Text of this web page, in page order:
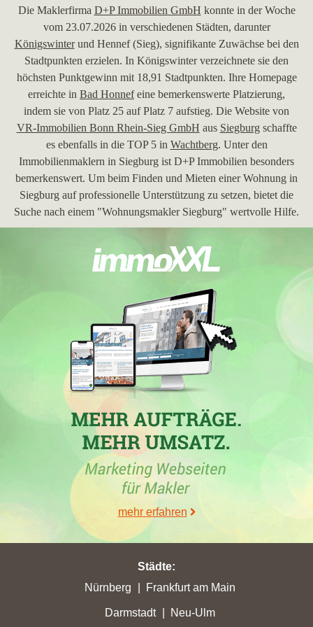
Die Maklerfirma D+P Immobilien GmbH konnte in der Woche
vom 23.07.2026 in verschiedenen Städten, darunter
Königswinterund Hennef (Sieg), signifikante Zuwächse bei den
Stadtpunkten erzielen. In Königswinter verzeichnete sie den
höchsten Punktgewinn mit 18,91 Stadtpunkten. Ihre Homepage
erreichte in Bad Honnefeine bemerkenswerte Platzierung,
indem sie von Platz 25 auf Platz 7 aufstieg. Die Website von
VR-Immobilien Bonn Rhein-Sieg GmbH aus Siegburgschaffte
es ebenfalls in die TOP 5 in Wachtberg. Unter den
Immobilienmaklern in Siegburg ist D+P Immobilien besonders
bemerkenswert. Um beim Finden und Mieten einer Wohnung in
Siegburg auf professionelle Unterstützung zu setzen, bietet die
Suche nach einem "Wohnungsmakler Siegburg" wertvolle Hilfe.
KAMPMEYER Immobilien GmbH
hat in der Woche vom 26.06.2026 inWachtberg
eine Top-5-
Platzierung erreicht und in Siegburgmit 18,02 Stadtpunkten den
höchsten Punktgewinn erzielt.D+P Immobilien GmbH
Makler aus Siegburg, erzielte inTroisdorf
und verbesserte sich um 10 Plätze auf Rang 7. In Siegburg hat
die Firma
Rudkowski & Hag Immobilien GmbHebenfalls die
höchsten Werte erzielt, währendImmobilien Krudewig GmbH
von Poll Immobilien GmbHin anderen Städten
signifikante Punktverluste verzeichneten. Auch in der Stadt
Niederkassel
wurde mit 10,07 Stadtpunkten ein Punktgewinn
erzielt. Wiederholt wurde die Bedeutung regionaler Makler wie
der "Makler in Siegburg" offenbar, da diese kontinuierlich um
die besten Platzierungen wetteifern.
30.05.2026
mehr erfahren
Städte:
Nürnberg
Frankfurt am Main
Darmstadt Neu-Ulm